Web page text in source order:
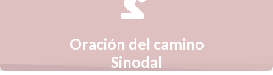
Oración del camino
Sinodal